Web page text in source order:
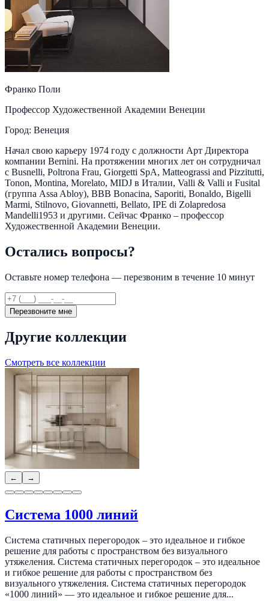
Франко Поли
Профессор Художественной Академии Венеции
Город: Венеция
Начал свою карьеру 1974 году с должности Арт Директора
компании Bernini. На протяжении многих лет он сотрудничал
с Busnelli, Poltrona Frau, Giorgetti SpA, Matteograssi and Pizzitutti,
Tonon, Montina, Morelato, MIDJ в Италии, Valli & Valli и Fusital
(группа Assa Abloy), BBB Bonacina, Saporiti, Bonaldo, Bigelli
Marmi, Stilnovo, Giovannetti, Bellato, IPE di Zolapredosa
Mandelli1953 и другими. Сейчас Франко – профессор
Художественной Академии Венеции.
Остались вопросы?
Оставьте номер телефона — перезвоним в течение 10 минут
Перезвоните мне
Другие коллекции
Смотреть все коллекции
← →
Система 1000 линий
Система статичных перегородок – это идеальное и гибкое
решение для работы с пространством без визуального
утяжеления. Система статичных перегородок – это идеальное
и гибкое решение для работы с пространством без
визуального утяжеления. Система статичных перегородок
«1000 линий» — это идеальное и гибкое решение для...